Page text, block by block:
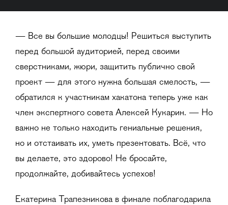
— Все вы большие молодцы! Решиться выступить
перед большой аудиторией, перед своими
сверстниками, жюри, защитить публично свой
проект — для этого нужна большая смелость, —
обратился к участникам хакатона теперь уже как
член экспертного совета Алексей Кукарин. — Но
важно не только находить гениальные решения,
но и отстаивать их, уметь презентовать. Всё, что
вы делаете, это здорово! Не бросайте,
продолжайте, добивайтесь успехов!
Екатерина Трапезникова в финале поблагодарила